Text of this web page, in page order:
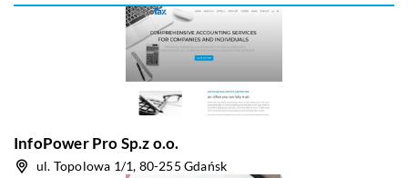
InfoPower Pro Sp.z o.o.
ul. Topolowa 1/1, 80-255 Gdańsk